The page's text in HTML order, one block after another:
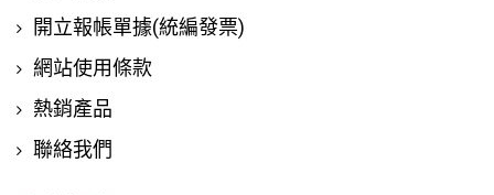
開立報帳單據(統編發票)
網站使用條款
熱銷產品
聯絡我們